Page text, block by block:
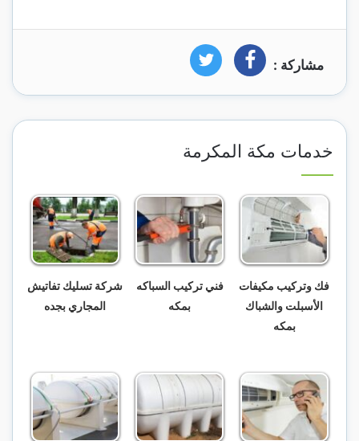
مشاركة : فيسبوك تويتر
خدمات مكة المكرمة
فك وتركيب مكيفات
الأسبلت والشباك
بمكه
فني تركيب السباكه
بمكه
شركة تسليك تفاتيش
المجاري بجده